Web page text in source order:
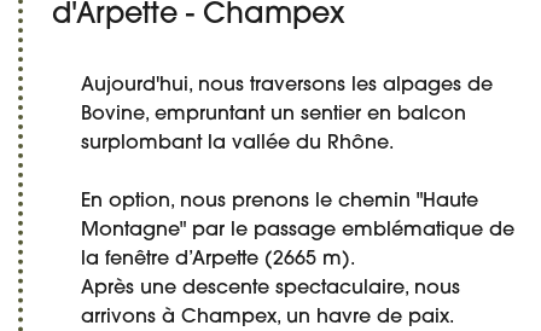
d'Arpette - Champex
Aujourd'hui, nous traversons les alpages de
Bovine, empruntant un sentier en balcon
surplombant la vallée du Rhône.
En option, nous prenons le chemin "Haute
Montagne" par le passage emblématique de
la fenêtre d’Arpette (2665 m).
Après une descente spectaculaire, nous
arrivons à Champex, un havre de paix.